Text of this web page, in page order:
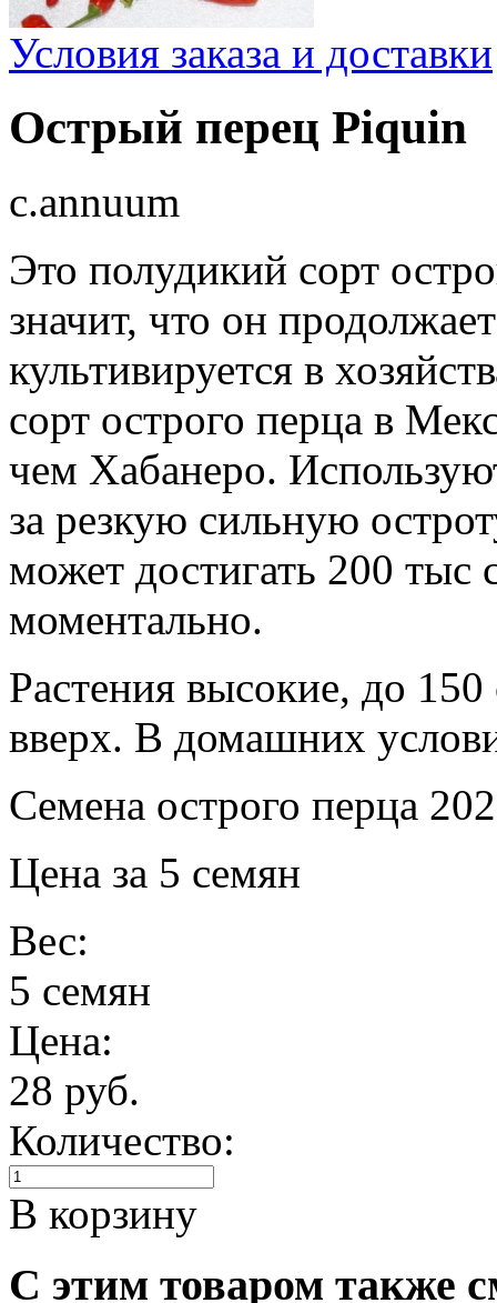
Условия заказа и доставки
Острый перец Piquin
c.annuum
Это полудикий сорт
значит, что он
культивируется в
сорт острого перца в
чем Хабанеро.
за резкую сильную
может достигать 200 тыс
моментально.
Растения высокие, до
вверх. В домашних
Семена острого перца
Цена за 5 семян
Вес:
5 семян
Цена:
28 руб.
Количество:
В корзину
С этим товаром также